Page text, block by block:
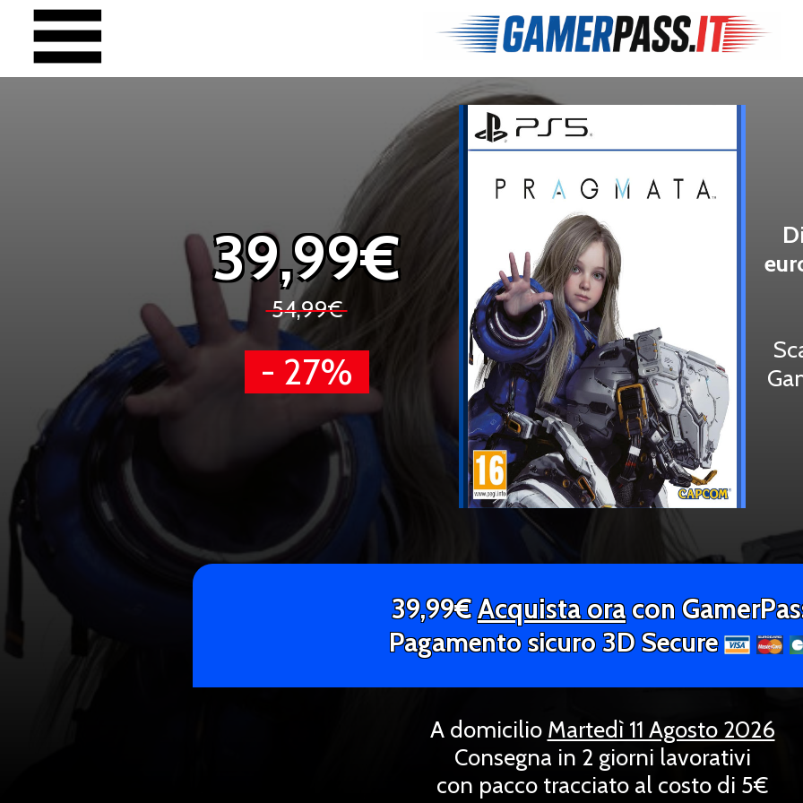
39,99€
54,99€
- 27%
39,99€Acquista oracon
Pagamento sicuro 3D Secure
A domicilio Martedì 11 Agosto 2026
Consegna in 2 giorni lavorativi
con pacco tracciato al costo di 5€